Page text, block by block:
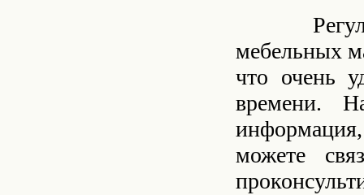
мебельных
что очень
времени.
можете